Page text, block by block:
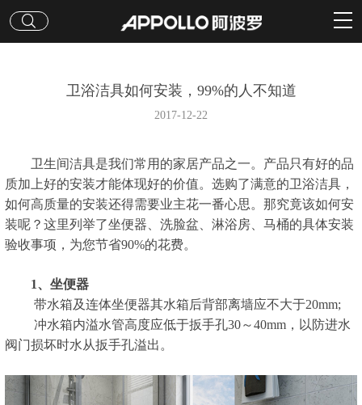
卫浴洁具如何安装，99%的人不知道
2017-12-22
卫生间洁具是我们常用的家居产品之一。产品只有好的品
质加上好的安装才能体现好的价值。选购了满意的卫浴洁具，
如何高质量的安装还得需要业主花一番心思。那究竟该如何安
装呢？这里列举了坐便器、洗脸盆、淋浴房、马桶的具体安装
验收事项，为您节省90%的花费。
1、坐便器
带水箱及连体坐便器其水箱后背部离墙应不大于20mm;
冲水箱内溢水管高度应低于扳手孔30～40mm，以防进水
阀门损坏时水从扳手孔溢出。